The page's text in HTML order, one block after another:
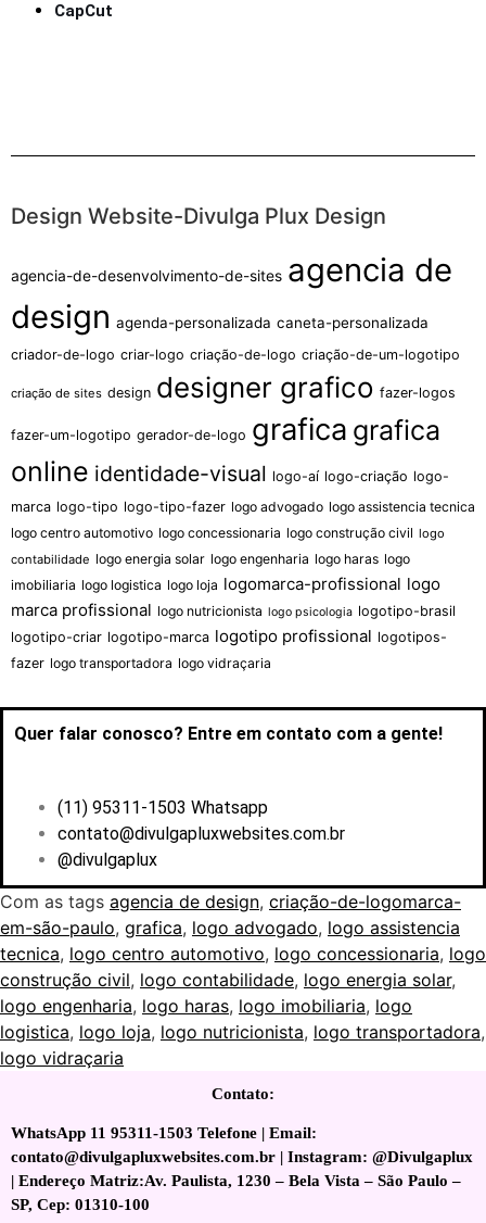
CapCut
Design Website-Divulga Plux Design
agencia-de-desenvolvimento-de-sites agencia de
design agenda-personalizada caneta-personalizada
criador-de-logo criar-logo criação-de-logo criação-de-um-logotipo
criação de sites design designer grafico fazer-logos
fazer-um-logotipo gerador-de-logo grafica grafica
online identidade-visual logo-aí logo-criação logo-
marca logo-tipo logo-tipo-fazer logo advogado logo assistencia tecnica
logo centro automotivo logo concessionaria logo construção civil logo
contabilidade logo energia solar logo engenharia logo haras logo
imobiliaria logo logistica logo loja logomarca-profissional logo
marca profissional logo nutricionista logo psicologia logotipo-brasil
logotipo-criar logotipo-marca logotipo profissional logotipos-
fazer logo transportadora logo vidraçaria
Quer falar conosco? Entre em contato com a gente!
(11) 95311-1503 Whatsapp
contato@divulgapluxwebsites.com.br
@divulgaplux
Com as tags agencia de design, criação-de-logomarca-
em-são-paulo, grafica, logo advogado, logo assistencia
tecnica, logo centro automotivo, logo concessionaria, logo
construção civil, logo contabilidade, logo energia solar,
logo engenharia, logo haras, logo imobiliaria, logo
logistica, logo loja, logo nutricionista, logo transportadora,
logo vidraçaria
Contato:
WhatsApp 11 95311-1503 Telefone | Email:
contato@divulgapluxwebsites.com.br | Instagram: @Divulgaplux
| Endereço Matriz:Av. Paulista, 1230 – Bela Vista – São Paulo –
SP, Cep: 01310-100